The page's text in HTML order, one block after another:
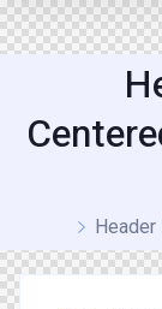
Header